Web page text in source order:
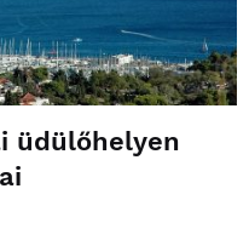
üdülőhelyen